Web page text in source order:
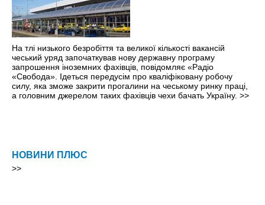
На тлі низького безробіття та великої кількості вакансій
чеський уряд започаткував нову державну програму
запрошення іноземних фахівців, повідомляє «Радіо
«Свобода». Ідеться передусім про кваліфіковану робочу
силу, яка зможе закрити прогалини на чеському ринку праці,
а головним джерелом таких фахівців чехи бачать Україну. >>
НОВИНИ ПЛЮС
>>